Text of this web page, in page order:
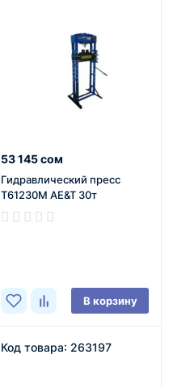
53 145 сом
Гидравлический пресс
T61230M AE&T 30т
В корзину
Код товара: 263197